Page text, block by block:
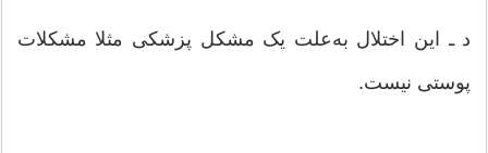
د ـ این اختلال به‌علت یک مشکل پزشکی مثلا مشکلات
پوستی نیست.